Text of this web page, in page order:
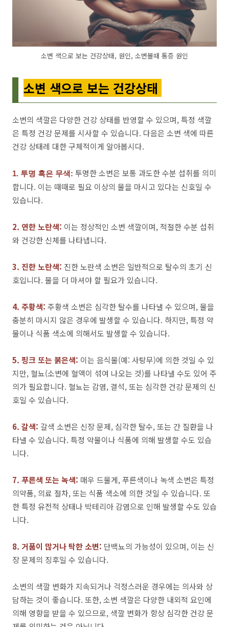
소변 색으로 보는 건강상태, 원인, 소변볼때 통증 원인
소변 색으로 보는 건강상태
소변의 색깔은 다양한 건강 상태를 반영할 수 있으며, 특정 색깔
은 특정 건강 문제를 시사할 수 있습니다. 다음은 소변 색에 따른
건강 상태레 대한 구체적이게 알아봅시다.
1. 투명 혹은 무색: 투명한 소변은 보통 과도한 수분 섭취를 의미
합니다. 이는 때때로 필요 이상의 물을 마시고 있다는 신호일 수
있습니다.
2. 연한 노란색: 이는 정상적인 소변 색깔이며, 적절한 수분 섭취
와 건강한 신체를 나타냅니다.
3. 진한 노란색: 진한 노란색 소변은 일반적으로 탈수의 초기 신
호입니다. 물을 더 마셔야 할 필요가 있습니다.
4. 주황색: 주황색 소변은 심각한 탈수를 나타낼 수 있으며, 물을
충분히 마시지 않은 경우에 발생할 수 있습니다. 하지만, 특정 약
물이나 식품 색소에 의해서도 발생할 수 있습니다.
5. 핑크 또는 붉은색: 이는 음식물(예: 사탕무)에 의한 것일 수 있
지만, 혈뇨(소변에 혈액이 섞여 나오는 것)를 나타낼 수도 있어 주
의가 필요합니다. 혈뇨는 감염, 결석, 또는 심각한 건강 문제의 신
호일 수 있습니다.
6. 갈색: 갈색 소변은 신장 문제, 심각한 탈수, 또는 간 질환을 나
타낼 수 있습니다. 특정 약물이나 식품에 의해 발생할 수도 있습
니다.
7. 푸른색 또는 녹색: 매우 드물게, 푸른색이나 녹색 소변은 특정
의약품, 의료 절차, 또는 식품 색소에 의한 것일 수 있습니다. 또
한 특정 유전적 상태나 박테리아 감염으로 인해 발생할 수도 있습
니다.
8. 거품이 많거나 탁한 소변: 단백뇨의 가능성이 있으며, 이는 신
장 문제의 징후일 수 있습니다.
소변의 색깔 변화가 지속되거나 걱정스러운 경우에는 의사와 상
담하는 것이 좋습니다. 또한, 소변 색깔은 다양한 내외적 요인에
의해 영향을 받을 수 있으므로, 색깔 변화가 항상 심각한 건강 문